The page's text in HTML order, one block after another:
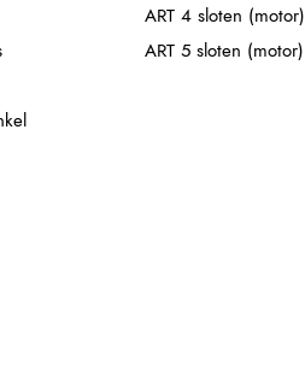
ART 4 sloten (motor)
ART 5 sloten (motor)